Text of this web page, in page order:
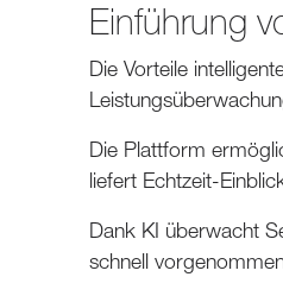
Einführung
Die Vorteile
Die Plattform
liefert Echtzeit-
Dank KI überwacht
schnell